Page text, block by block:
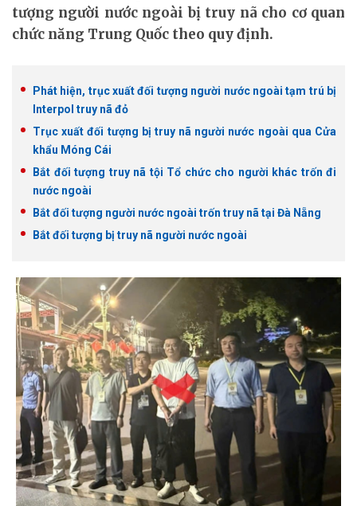
tượng người nước ngoài bị truy nã cho cơ quan
chức năng Trung Quốc theo quy định.
Phát hiện, trục xuất đối tượng người nước ngoài tạm trú bị
Interpol truy nã đỏ
Trục xuất đối tượng bị truy nã người nước ngoài qua Cửa
khẩu Móng Cái
Bắt đối tượng truy nã tội Tổ chức cho người khác trốn đi
nước ngoài
Bắt đối tượng người nước ngoài trốn truy nã tại Đà Nẵng
Bắt đối tượng bị truy nã người nước ngoài